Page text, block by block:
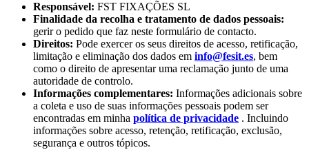
Responsável: FST FIXAÇÕES SL
Finalidade da recolha e tratamento de dados pessoais:
gerir o pedido que faz neste formulário de contacto.
Direitos: Pode exercer os seus direitos de acesso, retificação,
limitação e eliminação dos dados em info@fesit.es, bem
como o direito de apresentar uma reclamação junto de uma
autoridade de controlo.
Informações complementares: Informações adicionais sobre
a coleta e uso de suas informações pessoais podem ser
encontradas em minha política de privacidade . Incluindo
informações sobre acesso, retenção, retificação, exclusão,
segurança e outros tópicos.